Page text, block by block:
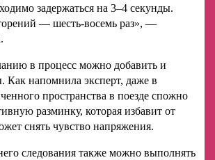
задержаться на 3–4 секунды.
— шесть-восемь раз», —
в процесс можно добавить и
Как напомнила эксперт, даже в
пространства в поезде спожно
разминку, которая избавит от
снять чувство напряжения.
следования также можно выполнять